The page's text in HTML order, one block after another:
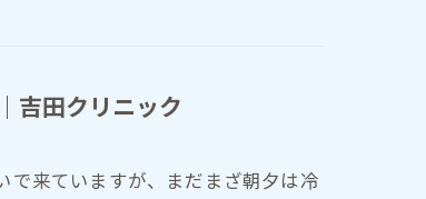
吉田クリニック
で来ていますが、まだまざ朝夕は冷